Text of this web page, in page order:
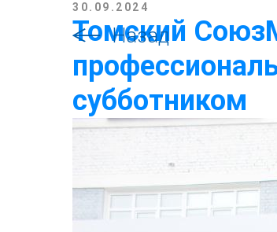
Назад
30.09.2024
Томский
субботником